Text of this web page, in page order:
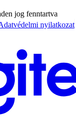
jog fenntartva
nyilatkozat